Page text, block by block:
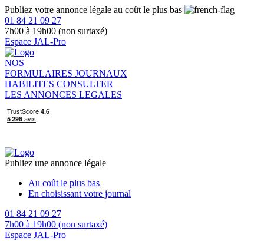
Publiez votre annonce légale au coût le plus bas
01 84 21 09 27
7h00 à 19h00 (non surtaxé)
Espace JAL-Pro
NOS
FORMULAIRES JOURNAUX
HABILITES CONSULTER
LES ANNONCES LEGALES
Publiez une annonce légale
Au coût le plus bas
En choisissant votre journal
01 84 21 09 27
7h00 à 19h00 (non surtaxé)
Espace JAL-Pro